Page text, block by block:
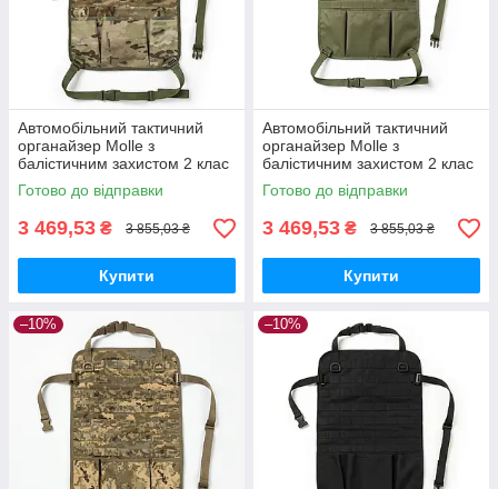
Автомобільний тактичний
органайзер Molle з
балістичним захистом 2 клас
SPECPROM. Мультикам
Готово до відправки
3 469,53 ₴ 3 855,03 ₴
Купити
Автомобільний тактичний
органайзер Molle з
балістичним захистом 2 клас
SPECPROM. Олива
Готово до відправки
3 469,53 ₴ 3 855,03 ₴
Купити
–10% –10%